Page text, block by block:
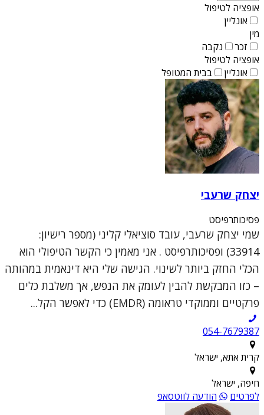
אופציה לטיפול
אונליין
מין
זכר
נקבה
אופציה לטיפול
אונליין
בבית המטופל
יצחק שרעבי
פסיכותרפיסט
שמי יצחק שרעבי, עובד סוציאלי קליני (מספר רישיון:
33914) ופסיכותרפיסט . אני מאמין כי הקשר הטיפולי הוא
הכלי החזק ביותר לשינוי. הגישה שלי היא דינאמית במהותה
– כזו המבקשת להבין לעומק את הנפש, אך משלבת כלים
פרקטיים וממוקדי טראומה (EMDR) כדי לאפשר הקל...
054-7679387
קרית אתא, ישראל
חיפה, ישראל
לפרטים
הודעה לווטסאפ